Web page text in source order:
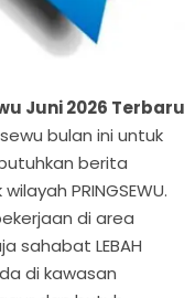
Juni 2026 Terbaru
bulan ini untuk
berita
PRINGSEWU.
di area
sahabat LEBAH
di kawasan